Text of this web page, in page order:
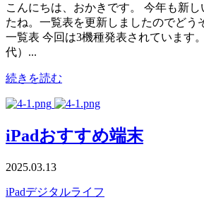
こんにちは、おかきです。 今年も新し
たね。一覧表を更新しましたのでどう
一覧表 今回は3機種発表されています
代）...
続きを読む
iPadおすすめ端末
2025.03.13
iPadデジタルライフ